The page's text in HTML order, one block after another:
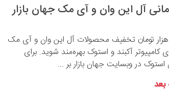
وارد کردن کد تخفیف از 500 هزار تومان تخفیف محصولات آل این وان و آی مک
کامپیوتر آکبند و استوک بهره‌مند شوید. برای
در وبسایت جهان بازار بر ...